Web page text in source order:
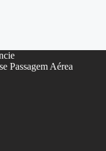
Passagem Aérea